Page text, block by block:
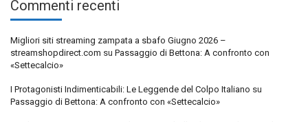
Commenti recenti
Migliori siti streaming zampata a sbafo Giugno 2026 –
streamshopdirect.com su Passaggio di Bettona: A confronto con
«Settecalcio»
I Protagonisti Indimenticabili: Le Leggende del Colpo Italiano su
Passaggio di Bettona: A confronto con «Settecalcio»